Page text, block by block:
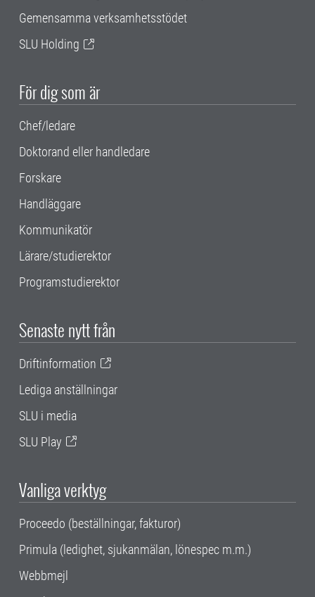
Gemensamma verksamhetsstödet
SLU Holding
För dig som är
Chef/ledare
Doktorand eller handledare
Forskare
Handläggare
Kommunikatör
Lärare/studierektor
Programstudierektor
Senaste nytt från
Driftinformation
Lediga anställningar
SLU i media
SLU Play
Vanliga verktyg
Proceedo (beställningar, fakturor)
Primula (ledighet, sjukanmälan, lönespec m.m.)
Webbmejl